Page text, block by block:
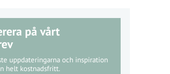
på vårt
uppdateringarna och inspiration
helt kostnadsfritt.